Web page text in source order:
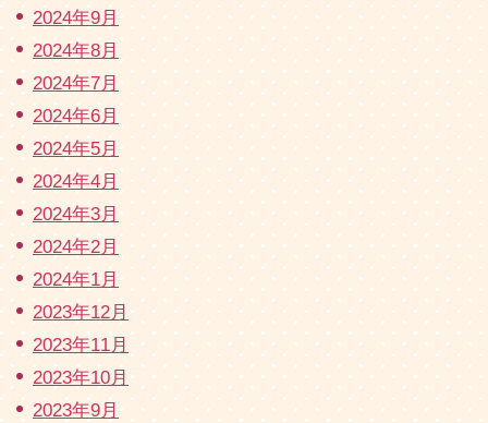
2024年9月
2024年8月
2024年7月
2024年6月
2024年5月
2024年4月
2024年3月
2024年2月
2024年1月
2023年12月
2023年11月
2023年10月
2023年9月